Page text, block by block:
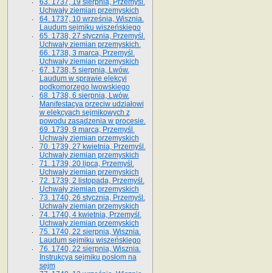
63. 1737, 19 sierpnia, Przemyśl.
Uchwały ziemian przemyskich
64. 1737, 10 września, Wisznia.
Laudum sejmiku wiszeńskiego
65. 1738, 27 stycznia, Przemyśl.
Uchwały ziemian przemyskich­­.
66. 1738, 3 marca, Przemyśl.
Uchwały ziemian przemyskich­
67. 1738, 5 sierpnia, Lwów.
Laudum w sprawie elekcyi
podkomorzego lwowskiego
68. 1738, 6 sierpnia, Lwów.
Manifestacya przeciw udziałowi
w elekcyach sejmikowych z
powodu zasądzenia w procesie.
69. 1739, 9 marca, Przemyśl.
Uchwały ziemian przemyskich
70. 1739, 27 kwietnia, Przemyśl.
Uchwały ziemian przemyskich
71. 1739, 20 lipca, Przemyśl.
Uchwały ziemian przemyskich
72. 1739, 2 listopada, Przemyśl.
Uchwały ziemian przemyskich
73. 1740, 26 stycznia, Przemyśl.
Uchwały ziemian przemyskich
74. 1740, 4 kwietnia, Przemyśl.
Uchwały ziemian przemyskich
75. 1740, 22 sierpnia, Wisznia.
Laudum sejmiku wiszeńskiego
76. 1740, 22 sierpnia, Wisznia.
Instrukcya sejmiku posłom na
sejm